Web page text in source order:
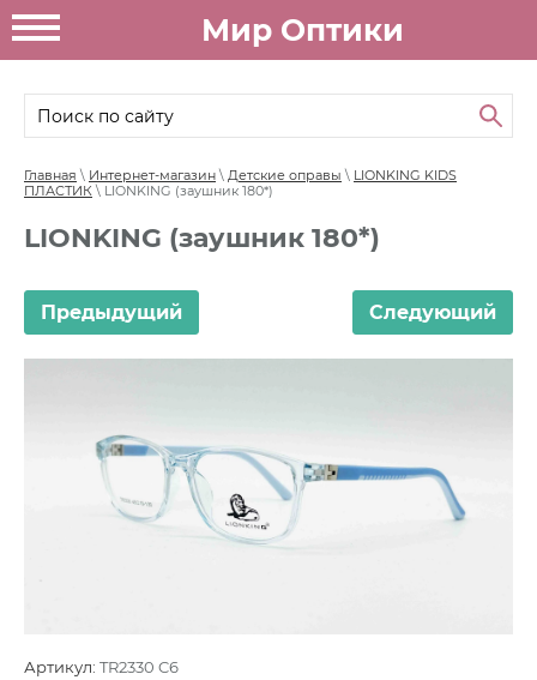
Мир Оптики
Главная \ Интернет-магазин \ Детские оправы \ LIONKING KIDS
ПЛАСТИК \ LIONKING (заушник 180*)
LIONKING (заушник 180*)
Предыдущий Следующий
Артикул: TR2330 C6